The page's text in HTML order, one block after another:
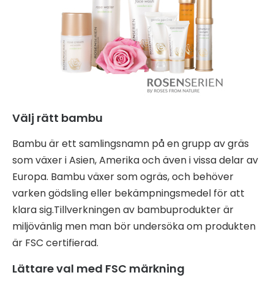
Välj rätt bambu
Bambu är ett samlingsnamn på en grupp av gräs
som växer i Asien, Amerika och även i vissa delar av
Europa. Bambu växer som ogräs, och behöver
varken gödsling eller bekämpningsmedel för att
klara sig.Tillverkningen av bambuprodukter är
miljövänlig men man bör undersöka om produkten
är FSC certifierad.
Lättare val med FSC märkning